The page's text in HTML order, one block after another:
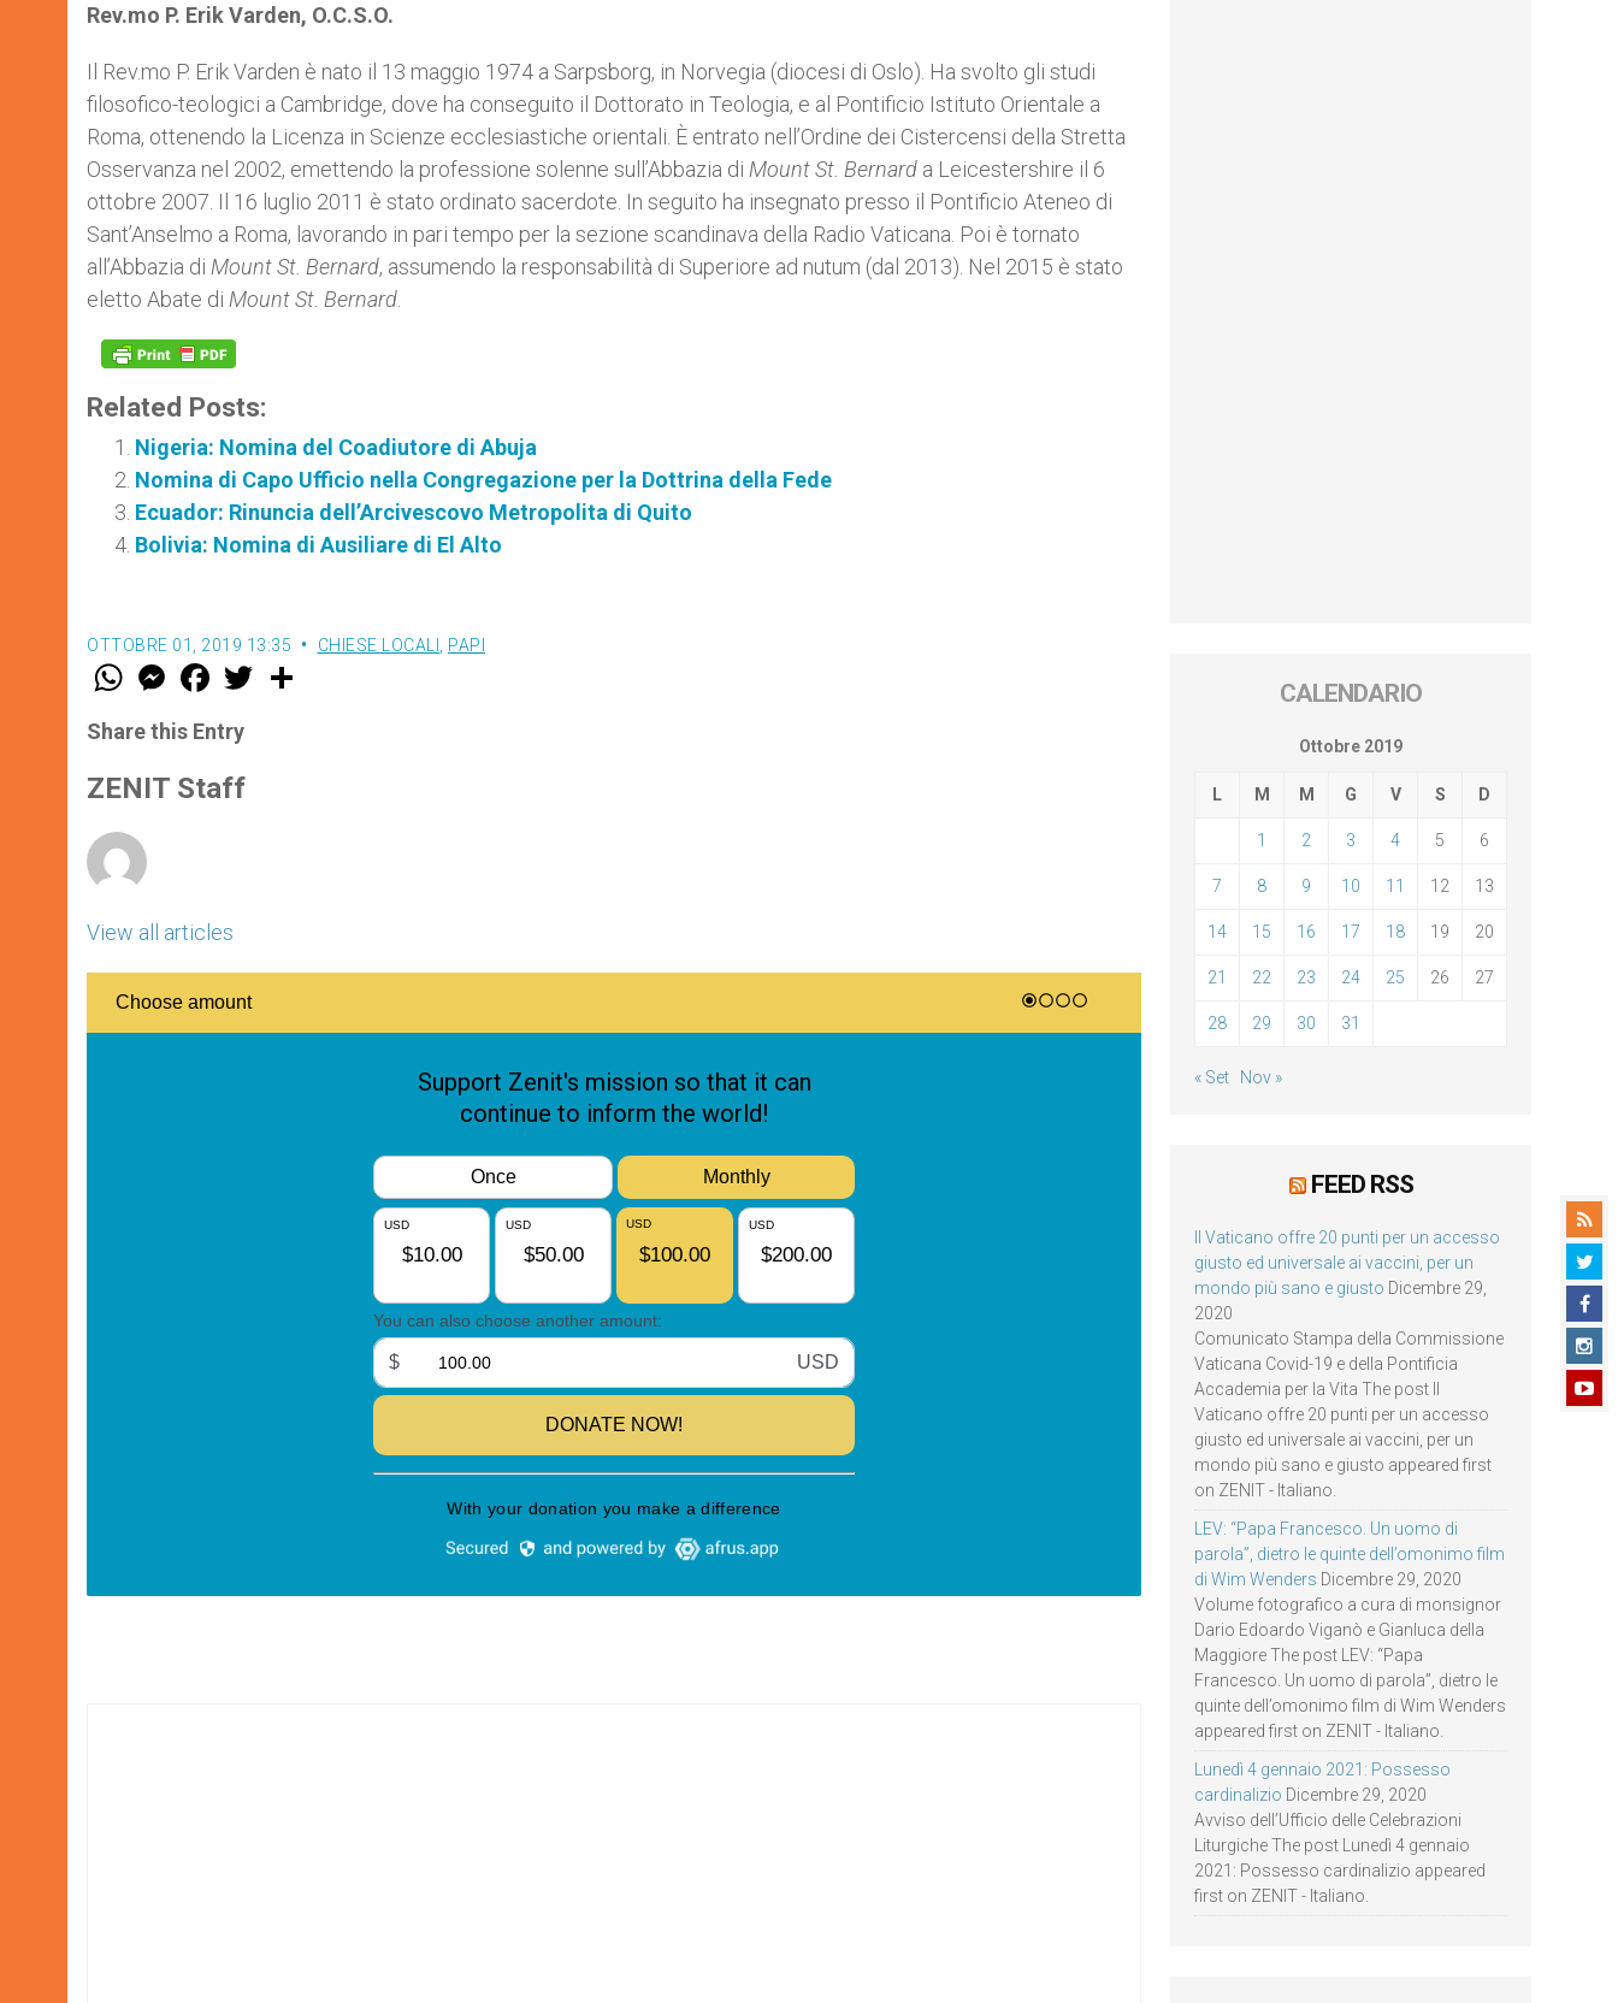
Rev.mo P. Erik Varden, O.C.S.O.
Il Rev.mo P. Erik Varden è nato il 13 maggio 1974 a Sarpsborg, in Norvegia (diocesi di Oslo). Ha svolto gli studi
filosofico-teologici a Cambridge, dove ha conseguito il Dottorato in Teologia, e al Pontificio Istituto Orientale a
Roma, ottenendo la Licenza in Scienze ecclesiastiche orientali. È entrato nell’Ordine dei Cistercensi della Stretta
Osservanza nel 2002, emettendo la professione solenne sull’Abbazia di Mount St. Bernard a Leicestershire il 6
ottobre 2007. Il 16 luglio 2011 è stato ordinato sacerdote. In seguito ha insegnato presso il Pontificio Ateneo di
Sant’Anselmo a Roma, lavorando in pari tempo per la sezione scandinava della Radio Vaticana. Poi è tornato
all’Abbazia di Mount St. Bernard, assumendo la responsabilità di Superiore ad nutum (dal 2013). Nel 2015 è stato
eletto Abate di Mount St. Bernard
Related Posts:
Nigeria: Nomina del Coadiutore di Abuja
Nomina di Capo Ufficio nella Congregazione per la Dottrina della Fede
Ecuador: Rinuncia dell’Arcivescovo Metropolita di Quito
Bolivia: Nomina di Ausiliare di El Alto
OTTOBRE 01, 2019 13:35 CHIESE LOCALI PAPI
W
t
s
p
p
M
e
s
e
g
e
F
a
e
b
o
k
w
Share this Entry
ZENIT Staff
View all articles
CALENDARIO
Ottobre 2019
L M M G V S D
1 2 3 4 5 6
7 8 9 10 11 12 13
14 15 16 17 18 19 20
21 22 23 24 25 26 27
28 29 30 31
« Set Nov »
FEED RSS
Il Vaticano offre 20 punti per un accesso
giusto ed universale ai vaccini, per un
mondo più sano e giusto Dicembre 29,
2020
Comunicato Stampa della Commissione
Vaticana Covid-19 e della Pontificia
Accademia per la Vita The post Il
Vaticano offre 20 punti per un accesso
giusto ed universale ai vaccini, per un
mondo più sano e giusto appeared first
on ZENIT - Italiano.
LEV: “Papa Francesco. Un uomo di
parola”, dietro le quinte dell’omonimo film
di Wim Wenders Dicembre 29, 2020
Volume fotografico a cura di monsignor
Dario Edoardo Viganò e Gianluca della
Maggiore The post LEV: “Papa
Francesco. Un uomo di parola”, dietro le
quinte dell’omonimo film di Wim Wenders
appeared first on ZENIT - Italiano.
Lunedì 4 gennaio 2021: Possesso
cardinalizio Dicembre 29, 2020
Avviso dell’Ufficio delle Celebrazioni
Liturgiche The post Lunedì 4 gennaio
2021: Possesso cardinalizio appeared
first on ZENIT - Italiano.